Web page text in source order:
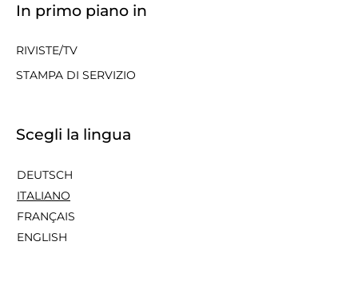
In primo piano in
RIVISTE/TV
STAMPA DI SERVIZIO
Scegli la lingua
DEUTSCH
ITALIANO
FRANÇAIS
ENGLISH